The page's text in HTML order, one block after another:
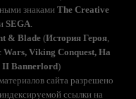
знакамиThe Creative
SEGA.
& Blade(История Героя,
Viking Conquest, На
II Bannerlord)
сайта разрешено
ссылки на